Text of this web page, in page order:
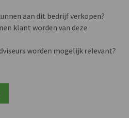
aan dit bedrijf verkopen?
klant worden van deze
worden mogelijk relevant?